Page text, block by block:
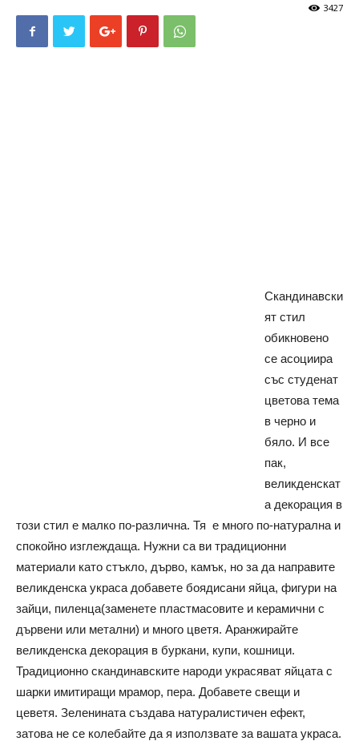
3427
Скандинавски
ят стил
обикновено
се асоциира
със студенат
цветова тема
в черно и
бяло. И все
пак,
великденскат
а декорация в
този стил е малко по-различна. Тя е много по-натурална и
спокойно изглеждаща. Нужни са ви традиционни
материали като стъкло, дърво, камък, но за да направите
великденска украса добавете боядисани яйца, фигури на
зайци, пиленца(заменете пластмасовите и керамични с
дървени или метални) и много цветя. Аранжирайте
великденска декорация в буркани, купи, кошници.
Традиционно скандинавските народи украсяват яйцата с
шарки имитиращи мрамор, пера. Добавете свещи и
цеветя. Зеленината създава натуралистичен ефект,
затова не се колебайте да я използвате за вашата украса.